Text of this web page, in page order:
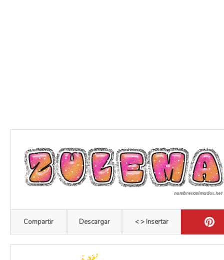
Compartir Descargar < > Insertar